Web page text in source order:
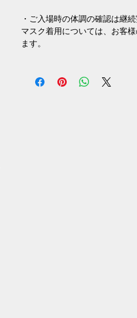
・ご入場時の体調の確認は継続
マスク着用については、お客
ます。